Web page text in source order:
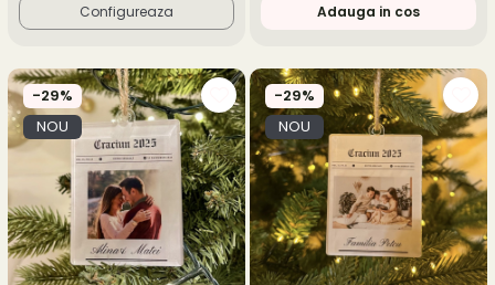
Configureaza Adauga in cos
-29%
NOU
-29%
NOU